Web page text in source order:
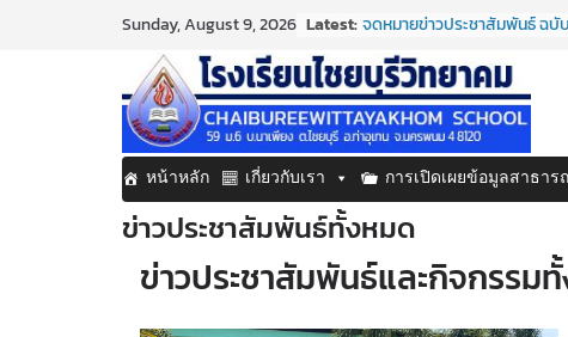
Sunday, August 9, 2026 Latest:จดหมายข่าวประชาสัมพันธ์ ฉบั
ประจำเดือนมิถุนายน 2569
กิจกรรมต่อต้านยาเสพติด ปี ๒
กิจกรรมวันสุนทรภู่ ประจำปี ๒๕
จดหมายข่าวประชาสัมพันธ์ ฉบับ
ประจำเดือนมิถุนายน 2569
จดหมายข่าวประชาสัมพันธ์ ฉบั
ประจำเดือนมิถุนายน 2569
หน้าหลัก เกี่ยวกับเรา การเปิดเผยข้อมูลสาธาร
ข่าวประชาสัมพันธ์ทั้งหมด
ข่าวประชาสัมพันธ์และกิจกรรม